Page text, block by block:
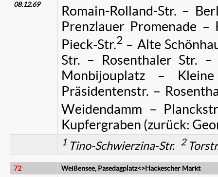
08.12.69
Romain-Rolland-Str. –
Prenzlauer Promenade
Pieck-Str.2 – Alte
Str. – Rosenthaler Str. –
Monbijouplatz –
Präsidentenstr. –
Weidendamm –
Kupfergraben (zurück:
1 Tino-Schwierzina-Str. 2
72
Weißensee, Pasedagplatz<>Hackescher Markt